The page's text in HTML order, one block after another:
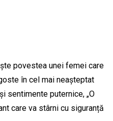
povestea unei femei care
în cel mai neașteptat
sentimente puternice, „O
care va stârni cu siguranță